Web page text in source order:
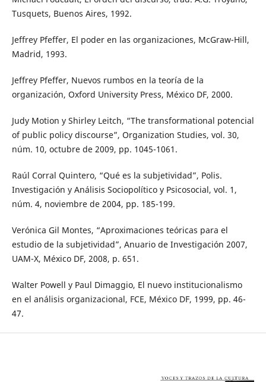
Tusquets, Buenos Aires, 1992.
Jeffrey Pfeffer, El poder en las organizaciones, McGraw-Hill,
Madrid, 1993.
Jeffrey Pfeffer, Nuevos rumbos en la teoría de la
organización, Oxford University Press, México DF, 2000.
Judy Motion y Shirley Leitch, “The transformational potencial
of public policy discourse”, Organization Studies, vol. 30,
núm. 10, octubre de 2009, pp. 1045-1061.
Raúl Corral Quintero, “Qué es la subjetividad”, Polis.
Investigación y Análisis Sociopolítico y Psicosocial, vol. 1,
núm. 4, noviembre de 2004, pp. 185-199.
Verónica Gil Montes, “Aproximaciones teóricas para el
estudio de la subjetividad”, Anuario de Investigación 2007,
UAM-X, México DF, 2008, p. 651.
Walter Powell y Paul Dimaggio, El nuevo institucionalismo
en el análisis organizacional, FCE, México DF, 1999, pp. 46-
47.